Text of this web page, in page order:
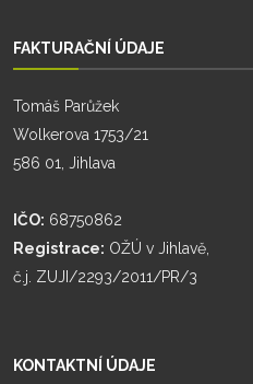
FAKTURAČNÍ ÚDAJE
Tomáš Parůžek
Wolkerova 1753/21
586 01, Jihlava
IČO: 68750862
Registrace: OŽÚ v Jihlavě,
č.j. ZUJI/2293/2011/PR/3
KONTAKTNÍ ÚDAJE